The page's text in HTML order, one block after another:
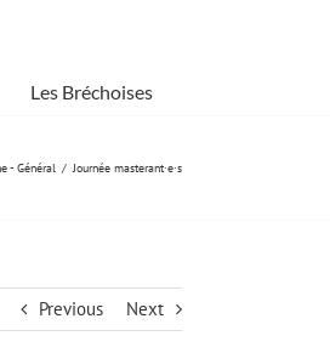
Les Bréchoises
- Général Journée masterant·e·s
Previous Next